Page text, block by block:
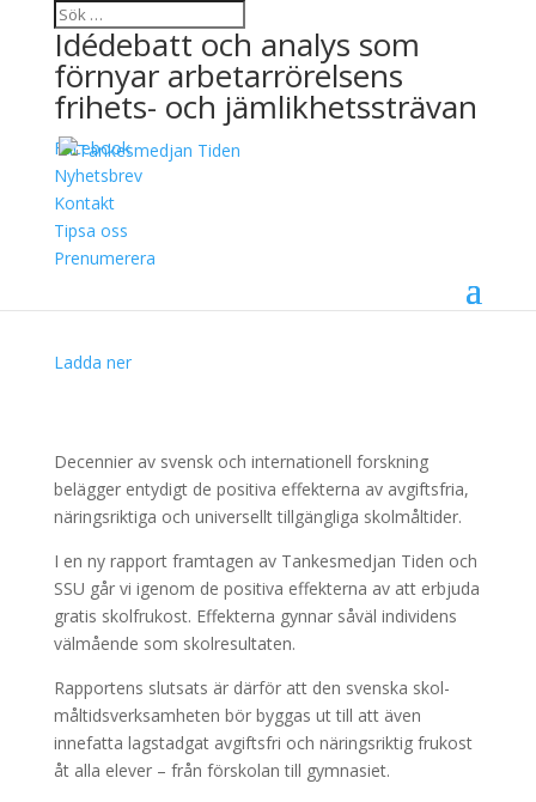
Idédebatt och analys som
förnyar arbetarrörelsens
frihets- och jämlikhetssträvan
Facebook
Nyhetsbrev
Kontakt
Tipsa oss
Prenumerera
Dagens viktigaste mål –
Kostnadsfri frukost i
svenska skolor
Ladda ner
Decennier av svensk och internationell forskning
belägger entydigt de positiva effekterna av avgiftsfria,
näringsriktiga och universellt tillgängliga skolmåltider.
I en ny rapport framtagen av Tankesmedjan Tiden och
SSU går vi igenom de positiva effekterna av att erbjuda
gratis skolfrukost. Effekterna gynnar såväl individens
välmående som skolresultaten.
Rapportens slutsats är därför att den svenska skol-
måltidsverksamheten bör byggas ut till att även
innefatta lagstadgat avgiftsfri och näringsriktig frukost
åt alla elever – från förskolan till gymnasiet.